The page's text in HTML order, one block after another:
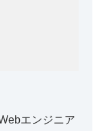
エンジニア